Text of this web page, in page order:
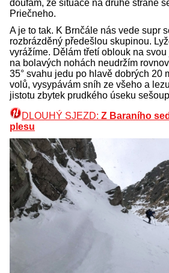
doufám, že situace na druhé straně
Priečneho.
A je to tak. K Brnčále nás vede supr
rozbrázděný předešlou skupinou.
vyrážíme. Dělám třetí oblouk na
na bolavých nohách neudržím
35° svahu jedu po hlavě dobrých 20
volů, vysypávám sníh ze všeho a
jistotu zbytek prudkého úseku
DLOUHÝ SJEZD: Z Baraního
plesu